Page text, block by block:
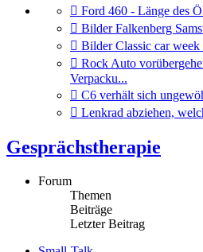
Gehe
zum
letzten
Beitrag
Ford 460 - Länge des
Gehe
zum
letzten
Beitrag
Bilder Falkenberg
Gehe
zum
letzten
Beitrag
Bilder Classic car
Gehe
zum
letzten
Beitrag
Rock Auto
Verpacku...
Gehe
zum
letzten
C6 verhält sich
Gehe
letzten
Beitrag
Lenkrad abziehen,
Gesprächstherapie
Forum
Themen
Beiträge
Letzter Beitrag